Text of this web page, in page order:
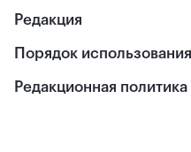
Редакция
Порядок
Редакционная политика